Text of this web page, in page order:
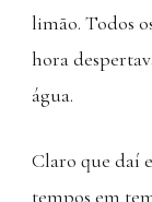
limão. Todos
hora
água.
Claro que daí
tempos em